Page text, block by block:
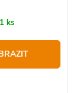
1 ks